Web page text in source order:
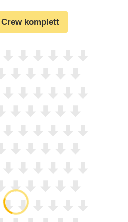
komplett